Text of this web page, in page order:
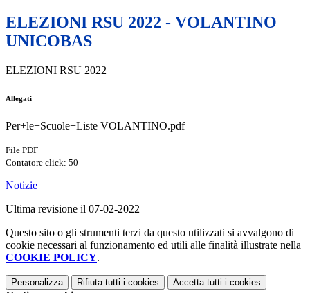
ELEZIONI RSU 2022 - VOLANTINO
UNICOBAS
ELEZIONI RSU 2022
Allegati
Per+le+Scuole+Liste VOLANTINO.pdf
File PDF
Contatore click: 50
Notizie
Ultima revisione il 07-02-2022
Questo sito o gli strumenti terzi da questo utilizzati si avvalgono di
cookie necessari al funzionamento ed utili alle finalità illustrate nella
COOKIE POLICY.
Personalizza Rifiuta tutti i cookies Accetta tutti i cookies